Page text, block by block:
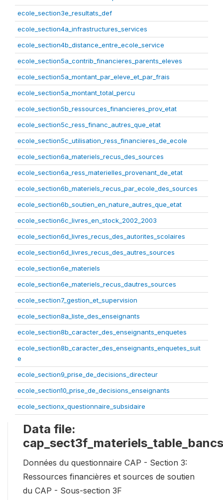
ecole_section3e_resultats_def
ecole_section4a_infrastructures_services
ecole_section4b_distance_entre_ecole_service
ecole_section5a_contrib_financieres_parents_eleves
ecole_section5a_montant_par_eleve_et_par_frais
ecole_section5a_montant_total_percu
ecole_section5b_ressources_financieres_prov_etat
ecole_section5c_ress_financ_autres_que_etat
ecole_section5c_utilisation_ress_financieres_de_ecole
ecole_section6a_materiels_recus_des_sources
ecole_section6a_ress_materielles_provenant_de_etat
ecole_section6b_materiels_recus_par_ecole_des_sources
ecole_section6b_soutien_en_nature_autres_que_etat
ecole_section6c_livres_en_stock_2002_2003
ecole_section6d_livres_recus_des_autorites_scolaires
ecole_section6d_livres_recus_des_autres_sources
ecole_section6e_materiels
ecole_section6e_materiels_recus_dautres_sources
ecole_section7_gestion_et_supervision
ecole_section8a_liste_des_enseignants
ecole_section8b_caracter_des_enseignants_enquetes
ecole_section8b_caracter_des_enseignants_enquetes_suit
e
ecole_section9_prise_de_decisions_directeur
ecole_section10_prise_de_decisions_enseignants
ecole_sectionx_questionnaire_subsidaire
Data file:
cap_sect3f_materiels_table_bancs
Données du questionnaire CAP - Section 3:
Ressources financières et sources de soutien
du CAP - Sous-section 3F